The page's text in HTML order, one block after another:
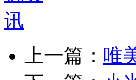
上一篇： 唯